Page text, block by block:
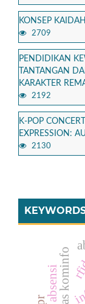
KONSEP
2709
PENDIDIKAN
TANTANGAN
KARAKTER
2192
K-POP
EXPRESSION:
2130
dinas kominfo